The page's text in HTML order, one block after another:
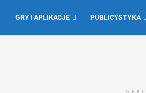
GRY I APLIKACJE PUBLICYSTYKA